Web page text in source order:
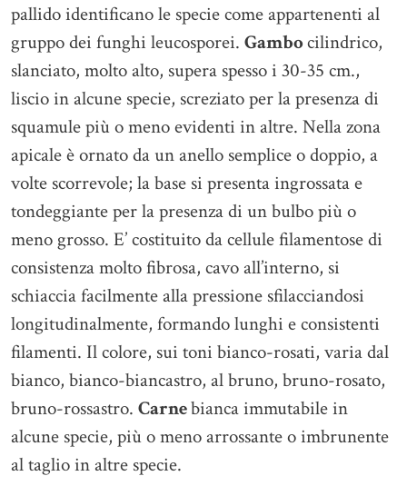
pallido identificano le specie come appartenenti al
gruppo dei funghi leucosporei. Gambocilindrico,
slanciato, molto alto, supera spesso i 30-35 cm.,
liscio in alcune specie, screziato per la presenza di
squamule più o meno evidenti in altre. Nella zona
apicale è ornato da un anello semplice o doppio, a
volte scorrevole; la base si presenta ingrossata e
tondeggiante per la presenza di un bulbo più o
meno grosso. E’ costituito da cellule filamentose di
consistenza molto fibrosa, cavo all’interno, si
schiaccia facilmente alla pressione sfilacciandosi
longitudinalmente, formando lunghi e consistenti
filamenti. Il colore, sui toni bianco-rosati, varia dal
bianco, bianco-biancastro, al bruno, bruno-rosato,
bruno-rossastro. Carnebianca immutabile in
alcune specie, più o meno arrossante o imbrunente
al taglio in altre specie.